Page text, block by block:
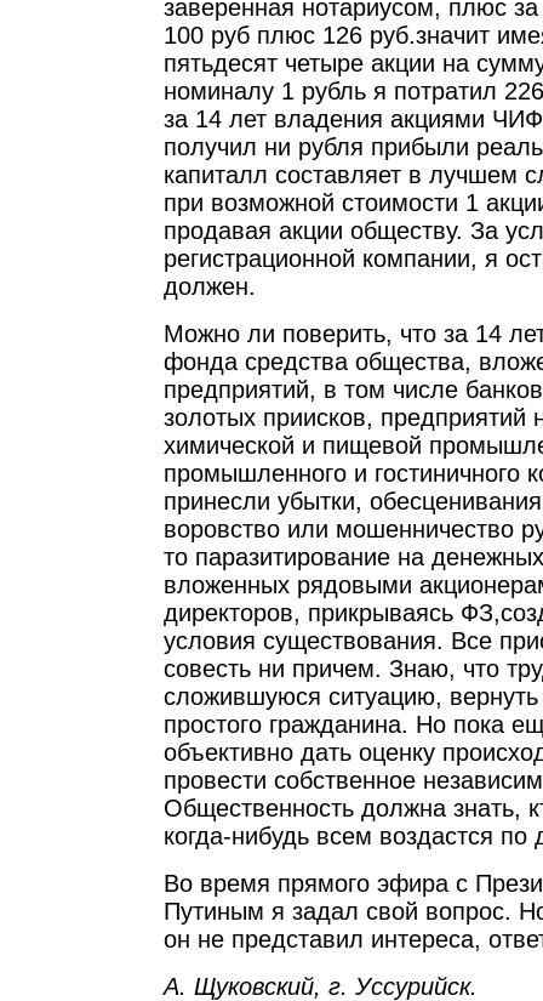
заверенная нотариусом, плюс
100 руб плюс 126 руб.значит
пятьдесят четыре акции на
номиналу 1 рубль я потратил
за 14 лет владения акциями
получил ни рубля прибыли
капиталл составляет в лучшем
при возможной стоимости 1
продавая акции обществу. За
регистрационной компании, я
должен.
Можно ли поверить, что за 14
фонда средства общества,
предприятий, в том числе
золотых приисков,
химической и пищевой
промышленного и гостиничного
принесли убытки,
воровство или мошенничество
то паразитирование на
вложенных рядовыми
директоров, прикрываясь
условия существования. Все
совесть ни причем. Знаю, что
сложившуюся ситуацию,
простого гражданина. Но пока
объективно дать оценку
провести собственное
Общественность должна знать,
когда-нибудь всем воздастся по
Во время прямого эфира с
Путиным я задал свой вопрос.
он не представил интереса,
А. Щуковский, г. Уссурийск.